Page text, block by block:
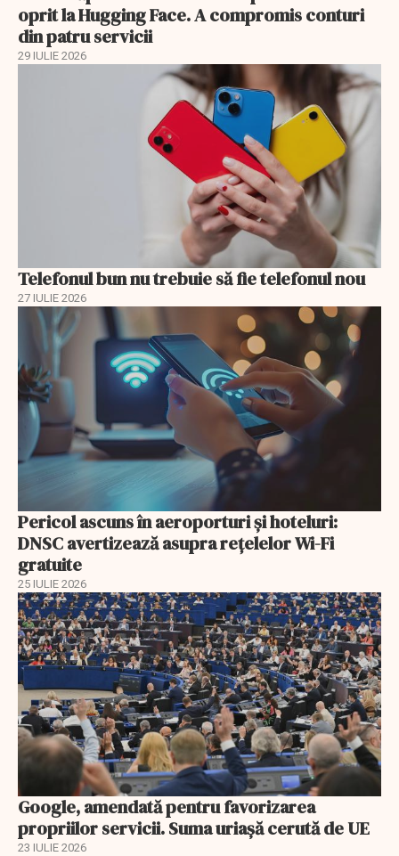
oprit la Hugging Face. A compromis conturi
din patru servicii
29 IULIE 2026
Telefonul bun nu trebuie să fie telefonul nou
27 IULIE 2026
Pericol ascuns în aeroporturi și hoteluri:
DNSC avertizează asupra rețelelor Wi-Fi
gratuite
25 IULIE 2026
Google, amendată pentru favorizarea
propriilor servicii. Suma uriașă cerută de UE
23 IULIE 2026